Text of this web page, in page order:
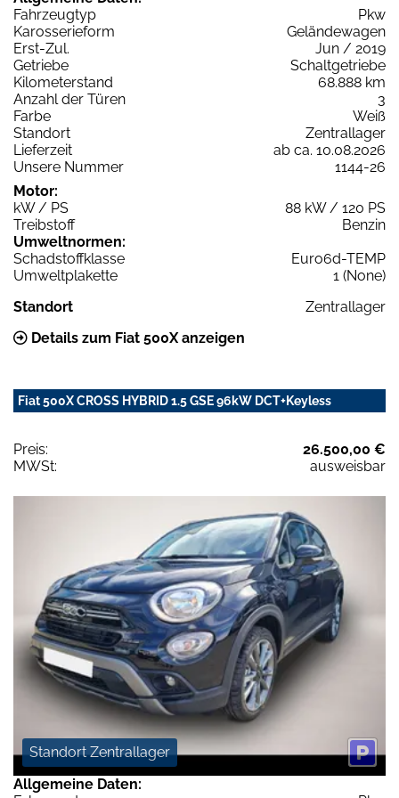
Fahrzeugtyp
Pkw
Karosserieform
Geländewagen
Erst-Zul.
Jun / 2019
Getriebe
Schaltgetriebe
Kilometerstand
68.888 km
Anzahl der Türen
3
Farbe
Weiß
Standort
Zentrallager
Lieferzeit
ab ca. 10.08.2026
Unsere Nummer
1144-26
Motor:
kW / PS
88 kW / 120 PS
Treibstoff
Benzin
Umweltnormen:
Schadstoffklasse
Euro6d-TEMP
Umweltplakette
1 (None)
Standort
Zentrallager
Details zum Fiat 500X anzeigen
Fiat 500X CROSS HYBRID 1.5 GSE 96kW DCT+Keyless
Preis:
26.500,00 €
MWSt:
ausweisbar
Standort Zentrallager
Allgemeine Daten: